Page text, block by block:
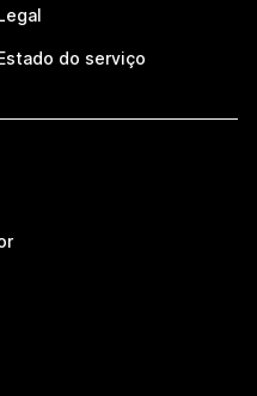
Legal
Estado do serviço